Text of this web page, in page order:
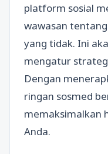
platform sosial
wawasan
yang tidak. Ini
mengatur
Dengan
ringan sosmed
memaksimalkan
Anda.